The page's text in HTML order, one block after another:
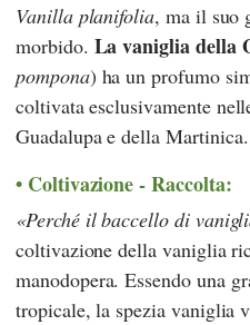
Vanilla planifolia, ma il suo
morbido. La vaniglia della
pompona) ha un profumo
coltivata esclusivamente
Guadalupa e della Martinica.
Coltivazione - Raccolta:
Perché il baccello di
coltivazione della vaniglia
manodopera. Essendo una
tropicale, la spezia vaniglia